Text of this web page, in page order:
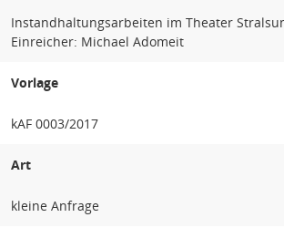
Instandhaltungsarbeiten im Theater
Einreicher: Michael Adomeit
Vorlage
kAF 0003/2017
Art
kleine Anfrage